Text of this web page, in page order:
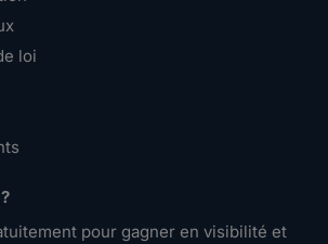
loi
pour gagner en visibilité et